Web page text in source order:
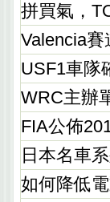
拼買氣，
Valencia
USF1車隊
WRC主辦
FIA公佈
日本名車
如何降低